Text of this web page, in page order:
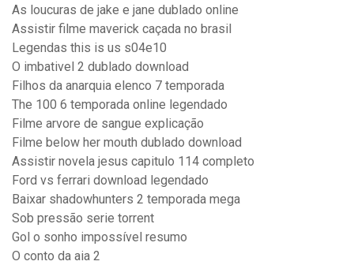
As loucuras de jake e jane dublado online
Assistir filme maverick caçada no brasil
Legendas this is us s04e10
O imbativel 2 dublado download
Filhos da anarquia elenco 7 temporada
The 100 6 temporada online legendado
Filme arvore de sangue explicação
Filme below her mouth dublado download
Assistir novela jesus capitulo 114 completo
Ford vs ferrari download legendado
Baixar shadowhunters 2 temporada mega
Sob pressão serie torrent
Gol o sonho impossível resumo
O conto da aia 2